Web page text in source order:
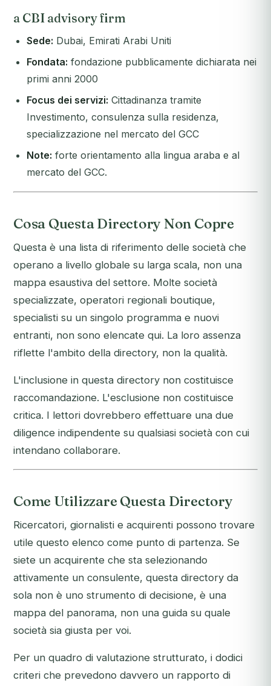
a CBI advisory firm
Sede: Dubai, Emirati Arabi Uniti
Fondata: fondazione pubblicamente dichiarata nei
primi anni 2000
Focus dei servizi: Cittadinanza tramite
Investimento, consulenza sulla residenza,
specializzazione nel mercato del GCC
Note: forte orientamento alla lingua araba e al
mercato del GCC.
Cosa Questa Directory Non Copre
Questa è una lista di riferimento delle società che
operano a livello globale su larga scala, non una
mappa esaustiva del settore. Molte società
specializzate, operatori regionali boutique,
specialisti su un singolo programma e nuovi
entranti, non sono elencate qui. La loro assenza
riflette l'ambito della directory, non la qualità.
L'inclusione in questa directory non costituisce
raccomandazione. L'esclusione non costituisce
critica. I lettori dovrebbero effettuare una due
diligence indipendente su qualsiasi società con cui
intendano collaborare.
Come Utilizzare Questa Directory
Ricercatori, giornalisti e acquirenti possono trovare
utile questo elenco come punto di partenza. Se
siete un acquirente che sta selezionando
attivamente un consulente, questa directory da
sola non è uno strumento di decisione, è una
mappa del panorama, non una guida su quale
società sia giusta per voi.
Per un quadro di valutazione strutturato, i dodici
criteri che prevedono davvero un rapporto di